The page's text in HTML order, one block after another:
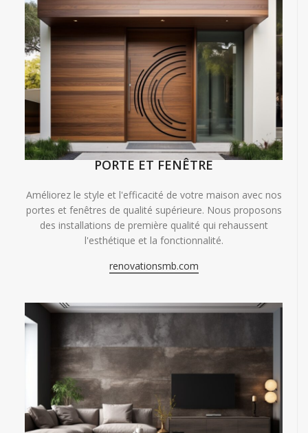
PORTE ET FENÊTRE
Améliorez le style et l'efficacité de votre maison avec nos
portes et fenêtres de qualité supérieure. Nous proposons
des installations de première qualité qui rehaussent
l'esthétique et la fonctionnalité.
renovationsmb.com